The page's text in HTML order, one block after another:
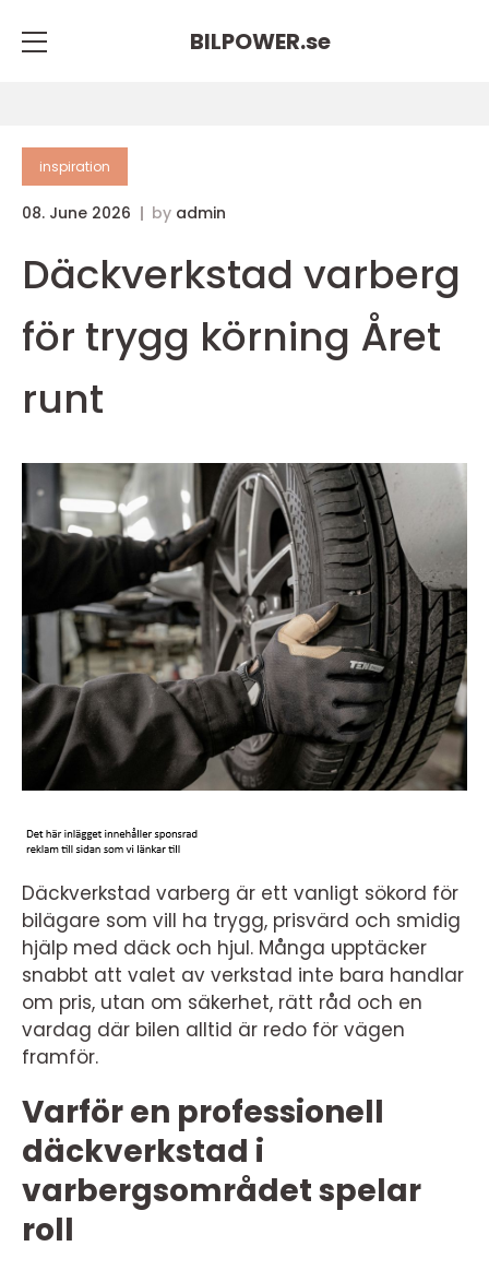
BILPOWER.se
inspiration
08. June 2026 by admin
Däckverkstad varberg
för trygg körning Året
runt
Däckverkstad varberg är ett vanligt sökord för
bilägare som vill ha trygg, prisvärd och smidig
hjälp med däck och hjul. Många upptäcker
snabbt att valet av verkstad inte bara handlar
om pris, utan om säkerhet, rätt råd och en
vardag där bilen alltid är redo för vägen
framför.
Varför en professionell
däckverkstad i
varbergsområdet spelar
roll